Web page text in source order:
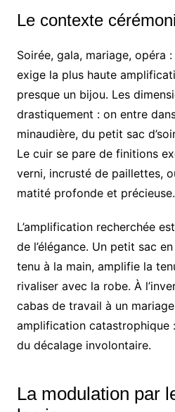
Le contexte
Soirée, gala, mariage, opéra
exige la plus haute
presque un bijou. Les
drastiquement : on entre
minaudière, du petit sac
Le cuir se pare de finitions
verni, incrusté de paillettes,
matité profonde et précieuse.
L’amplification recherchée
de l’élégance. Un petit sac
tenu à la main, amplifie la
rivaliser avec la robe. À
cabas de travail à un
amplification catastrophique
du décalage involontaire.
La modulation par